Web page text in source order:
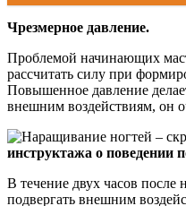
Чрезмерное давление.
Проблемой начинающих
рассчитать силу при
Повышенное давление
внешним воздействиям, он
инструктажа о поведении
В течение двух часов после
подвергать внешним